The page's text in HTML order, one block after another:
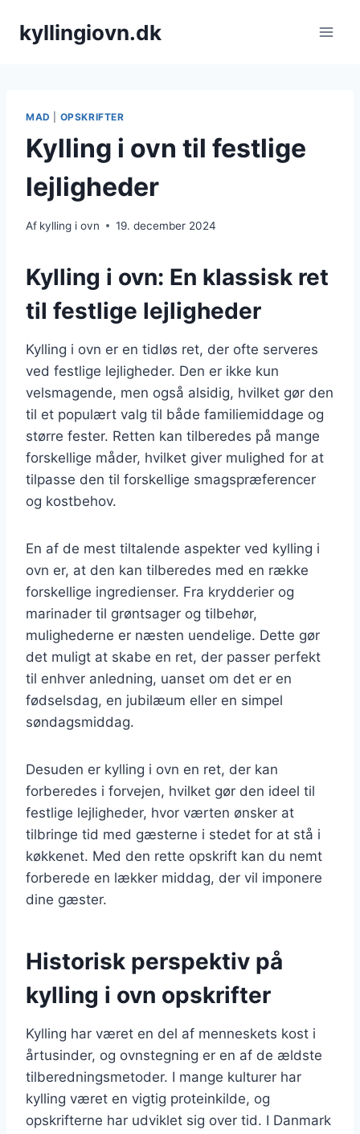
kyllingiovn.dk
MAD OPSKRIFTER
Kylling i ovn til festlige
lejligheder
Af kylling i ovn 19. december 2024
Kylling i ovn: En klassisk ret
til festlige lejligheder
Kylling i ovn er en tidløs ret, der ofte serveres
ved festlige lejligheder. Den er ikke kun
velsmagende, men også alsidig, hvilket gør den
til et populært valg til både familiemiddage og
større fester. Retten kan tilberedes på mange
forskellige måder, hvilket giver mulighed for at
tilpasse den til forskellige smagspræferencer
og kostbehov.
En af de mest tiltalende aspekter ved kylling i
ovn er, at den kan tilberedes med en række
forskellige ingredienser. Fra krydderier og
marinader til grøntsager og tilbehør,
mulighederne er næsten uendelige. Dette gør
det muligt at skabe en ret, der passer perfekt
til enhver anledning, uanset om det er en
fødselsdag, en jubilæum eller en simpel
søndagsmiddag.
Desuden er kylling i ovn en ret, der kan
forberedes i forvejen, hvilket gør den ideel til
festlige lejligheder, hvor værten ønsker at
tilbringe tid med gæsterne i stedet for at stå i
køkkenet. Med den rette opskrift kan du nemt
forberede en lækker middag, der vil imponere
dine gæster.
Historisk perspektiv på
kylling i ovn opskrifter
Kylling har været en del af menneskets kost i
årtusinder, og ovnstegning er en af de ældste
tilberedningsmetoder. I mange kulturer har
kylling været en vigtig proteinkilde, og
opskrifterne har udviklet sig over tid. I Danmark